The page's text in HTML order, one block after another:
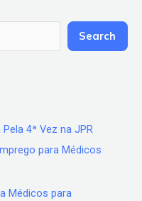
Search
4ª Vez na JPR
para Médicos
Médicos para